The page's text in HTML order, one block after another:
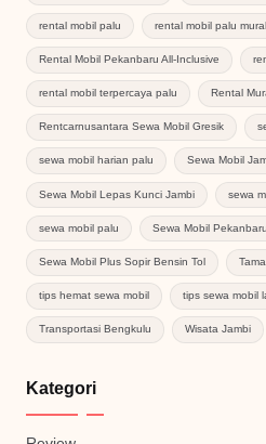
rental mobil palu rental mobil palu
Rental Mobil Pekanbaru All-Inclusive
rental mobil terpercaya palu Rental
Rentcarnusantara Sewa Mobil Gresik
sewa mobil harian palu Sewa Mobil
Sewa Mobil Lepas Kunci Jambi sewa
sewa mobil palu Sewa Mobil
Sewa Mobil Plus Sopir Bensin Tol
tips hemat sewa mobil tips sewa mobil
Transportasi Bengkulu Wisata Jambi
Kategori